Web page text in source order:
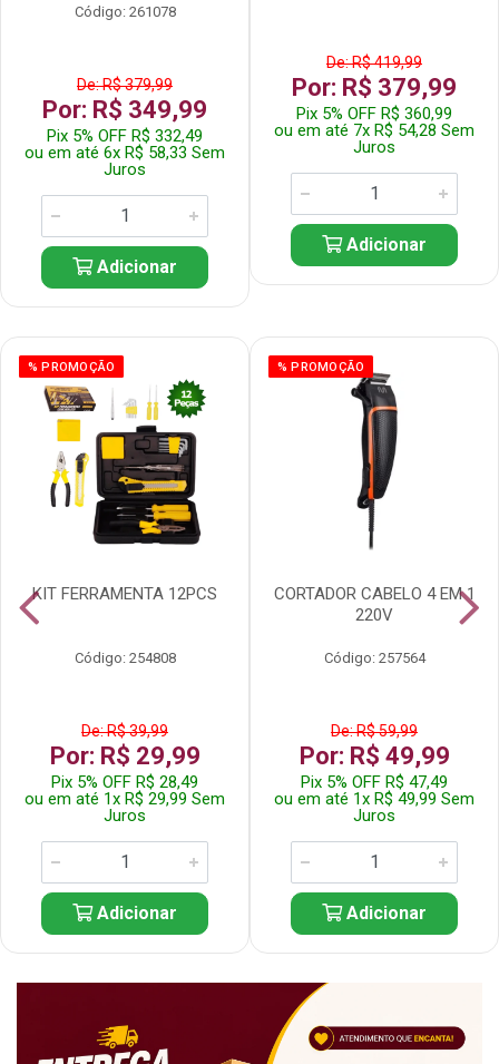
Código: 261078
De: R$ 379,99
Por: R$ 349,99
Pix 5% OFF R$ 332,49
ou em até 6x R$ 58,33 Sem
Juros
Adicionar
De: R$ 419,99
Por: R$ 379,99
Pix 5% OFF R$ 360,99
ou em até 7x R$ 54,28 Sem
Juros
Adicionar
% PROMOÇÃO
KIT FERRAMENTA 12PCS
Código: 254808
De: R$ 39,99
Por: R$ 29,99
Pix 5% OFF R$ 28,49
ou em até 1x R$ 29,99 Sem
Juros
Adicionar
% PROMOÇÃO
CORTADOR CABELO 4 EM 1
220V
Código: 257564
De: R$ 59,99
Por: R$ 49,99
Pix 5% OFF R$ 47,49
ou em até 1x R$ 49,99 Sem
Juros
Adicionar